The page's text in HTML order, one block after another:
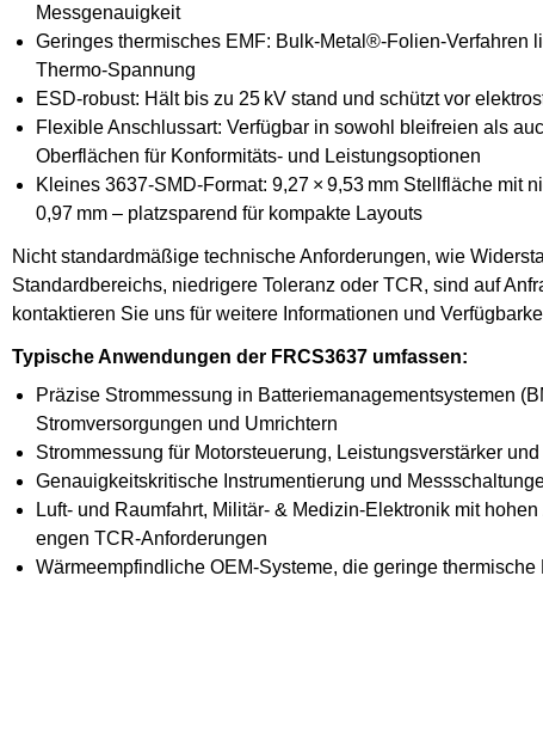
Messgenauigkeit
Geringes thermisches EMF: Bulk-Metal®-Folien-Verfahren
Thermo-Spannung
ESD-robust: Hält bis zu 25 kV stand und schützt vor
Flexible Anschlussart: Verfügbar in sowohl bleifreien als
Oberflächen für Konformitäts- und Leistungsoptionen
Kleines 3637-SMD-Format: 9,27 × 9,53 mm Stellfläche mit
0,97 mm – platzsparend für kompakte Layouts
Nicht standardmäßige technische Anforderungen, wie
Standardbereichs, niedrigere Toleranz oder TCR, sind auf
kontaktieren Sie uns für weitere Informationen und
Typische Anwendungen der FRCS3637 umfassen:
Präzise Strommessung in Batteriemanagementsystemen
Stromversorgungen und Umrichtern
Strommessung für Motorsteuerung, Leistungsverstärker
Genauigkeitskritische Instrumentierung und
Luft- und Raumfahrt, Militär- & Medizin-Elektronik mit
engen TCR-Anforderungen
Wärmeempfindliche OEM-Systeme, die geringe thermische